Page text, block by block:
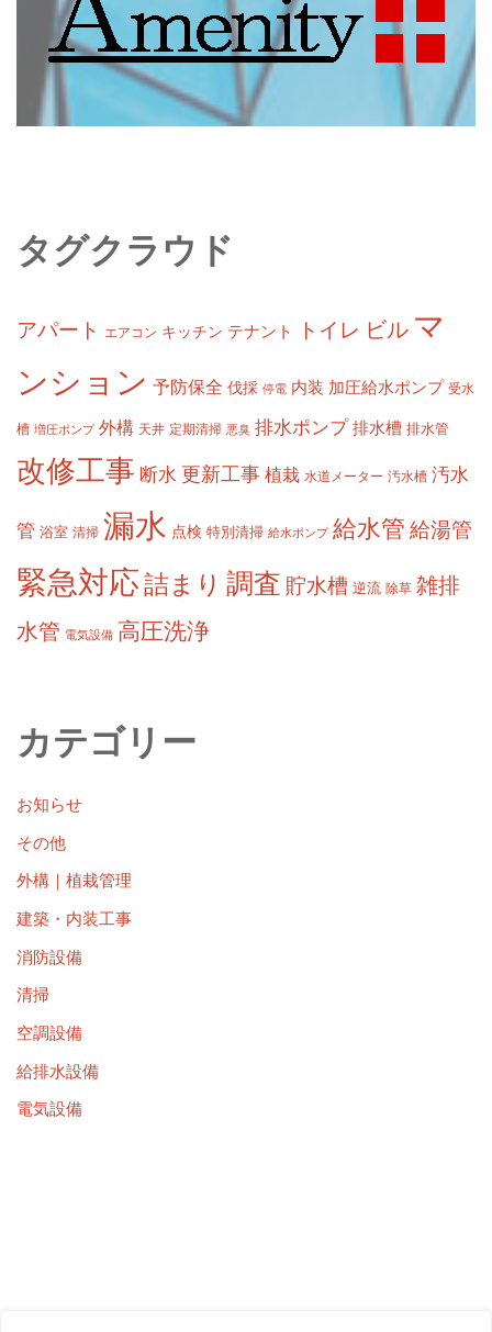
タグクラウド
アパート エアコン キッチン テナント トイレ ビル マ
ンション 予防保全 伐採 停電 内装 加圧給水ポンプ 受水
槽 増圧ポンプ 外構 天井 定期清掃 悪臭 排水ポンプ 排水槽 排水管
改修工事 断水 更新工事 植栽 水道メーター 汚水槽 汚水
管 浴室 清掃 漏水 点検 特別清掃 給水ポンプ 給水管 給湯管
緊急対応詰まり 調査 貯水槽 逆流 除草 雑排
水管 電気設備 高圧洗浄
カテゴリー
お知らせ
その他
外構｜植栽管理
建築・内装工事
消防設備
清掃
空調設備
給排水設備
電気設備